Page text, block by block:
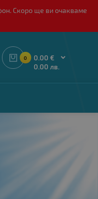
Скоро ще ви очакваме
0

0.00 €
0.00 лв.